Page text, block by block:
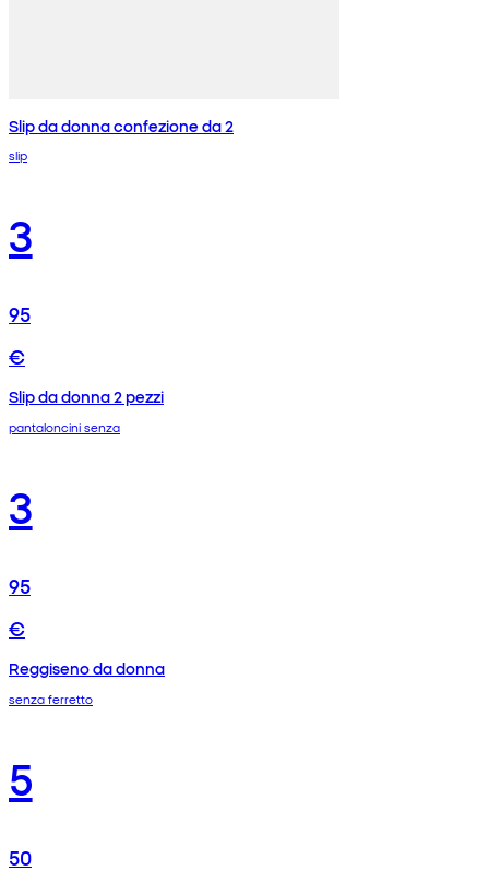
Slip da donna confezione da 2
slip
3
95
€
Slip da donna 2 pezzi
pantaloncini senza
3
95
€
Reggiseno da donna
senza ferretto
5
50